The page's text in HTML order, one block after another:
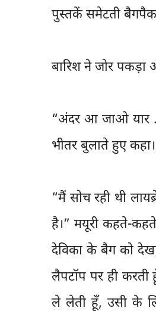
पुस्तकें समेटती
बारिश ने जोर पकड़ा
“अंदर आ जाओ यार
भीतर बुलाते हुए कहा।
“मैं सोच रही थी
है।” मयूरी कहते-
देविका के बैग को
लैपटॉप पर ही करती
ले लेती हूँ, उसी के